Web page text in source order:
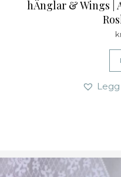
hÄnglar & Wings |
Ønsk